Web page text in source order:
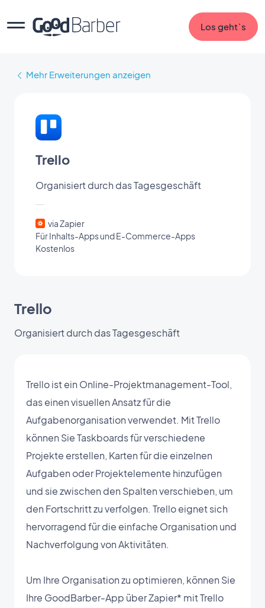
Los geht`s
Mehr Erweiterungen anzeigen
Trello
Organisiert durch das Tagesgeschäft
via Zapier
Für Inhalts-Apps und E-Commerce-Apps
Kostenlos
Trello
Organisiert durch das Tagesgeschäft
Trello ist ein Online-Projektmanagement-Tool,
das einen visuellen Ansatz für die
Aufgabenorganisation verwendet. Mit Trello
können Sie Taskboards für verschiedene
Projekte erstellen, Karten für die einzelnen
Aufgaben oder Projektelemente hinzufügen
und sie zwischen den Spalten verschieben, um
den Fortschritt zu verfolgen. Trello eignet sich
hervorragend für die einfache Organisation und
Nachverfolgung von Aktivitäten.
Um Ihre Organisation zu optimieren, können Sie
Ihre GoodBarber-App über Zapier* mit Trello